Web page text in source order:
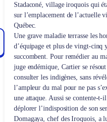
Stadaconé, village iroquois qui
sur l’emplacement de l’actuelle
Québec.
Une grave maladie terrasse les
d’équipage et plus de vingt-cinq
succombent. Pour remédier au
juge endémique, Cartier se résout
consulter les indigènes, sans
l’ampleur du mal pour ne pas
une attaque. Aussi se contente-t-
déplorer l’indisposition de son
Domagaya, chef des Iroquois, a